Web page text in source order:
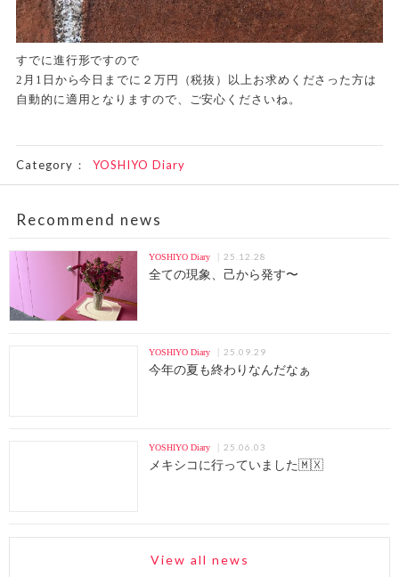
すでに進行形ですので
2月1日から今日までに２万円（税抜）以上お求めくださった方は
自動的に適用となりますので、ご安心くださいね。
Category： YOSHIYO Diary
Recommend news
YOSHIYO Diary 25.12.28
全ての現象、己から発す〜
YOSHIYO Diary 25.09.29
今年の夏も終わりなんだなぁ
YOSHIYO Diary 25.06.03
メキシコに行っていました🇲🇽
View all news